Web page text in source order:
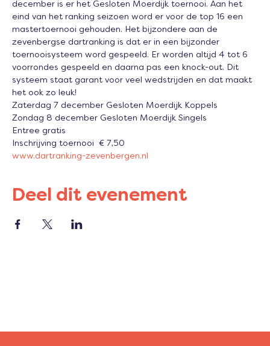
december is er het Gesloten Moerdijk toernooi. Aan het
eind van het ranking seizoen word er voor de top 16 een
mastertoernooi gehouden. Het bijzondere aan de
zevenbergse dartranking is dat er in een bijzonder
toernooisysteem word gespeeld. Er worden altijd 4 tot 6
voorrondes gespeeld en daarna pas een knock-out. Dit
systeem staat garant voor veel wedstrijden en dat maakt
het ook zo leuk!
Zaterdag 7 december Gesloten Moerdijk Koppels
Zondag 8 december Gesloten Moerdijk Singels
Entree gratis
Inschrijving toernooi  € 7,50
www.dartranking-zevenbergen.nl
Deel dit evenement